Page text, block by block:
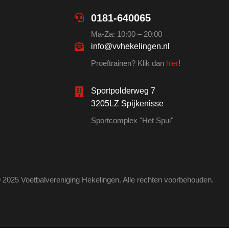
0181-640065
Ma-Za: 10:00 – 20:00
info@vvhekelingen.nl
Proeftrainen? Klik dan hier!
Sportpolderweg 7
3205LZ Spijkenisse
Sportcomplex "Het Spui"
Voetbalvereniging Hekelingen. Alle rechten voorbehouden.